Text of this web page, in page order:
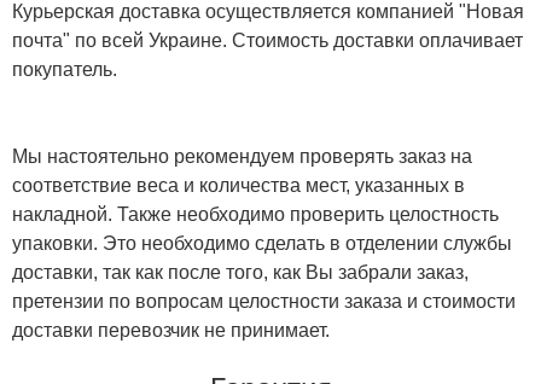
Курьерская доставка осуществляется компанией "Новая
почта" по всей Украине. Стоимость доставки оплачивает
покупатель.
Мы настоятельно рекомендуем проверять заказ на
соответствие веса и количества мест, указанных в
накладной. Также необходимо проверить целостность
упаковки. Это необходимо сделать в отделении службы
доставки, так как после того, как Вы забрали заказ,
претензии по вопросам целостности заказа и стоимости
доставки перевозчик не принимает.